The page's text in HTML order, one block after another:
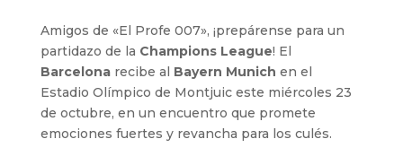
Amigos de «El Profe 007», ¡prepárense para un
partidazo de la Champions League! El
Barcelonarecibe al Bayern Munich en el
Estadio Olímpico de Montjuic este miércoles 23
de octubre, en un encuentro que promete
emociones fuertes y revancha para los culés.